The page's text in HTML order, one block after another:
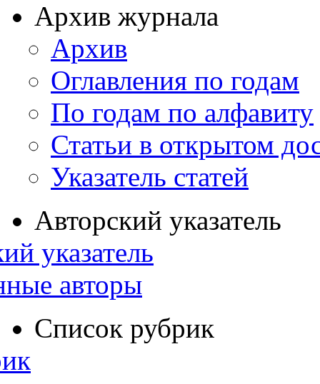
Архив журнала
Архив
Оглавления по годам
По годам по алфавиту
Статьи в открытом
Указатель статей
Авторский указатель
указатель
авторы
Список рубрик